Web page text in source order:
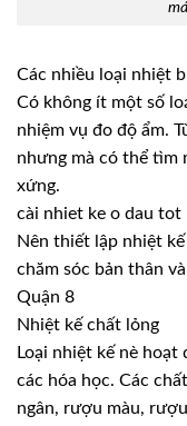
Các nhiều loại nhiệt
Có không ít một số
nhiệm vụ đo độ ẩm.
nhưng mà có thể tìm
xứng.
cài nhiet ke o dau tot
Nên thiết lập nhiệt
chăm sóc bản thân
Quận 8
Nhiệt kế chất lỏng
Loại nhiệt kế nè
các hóa học. Các
ngân, rượu màu,